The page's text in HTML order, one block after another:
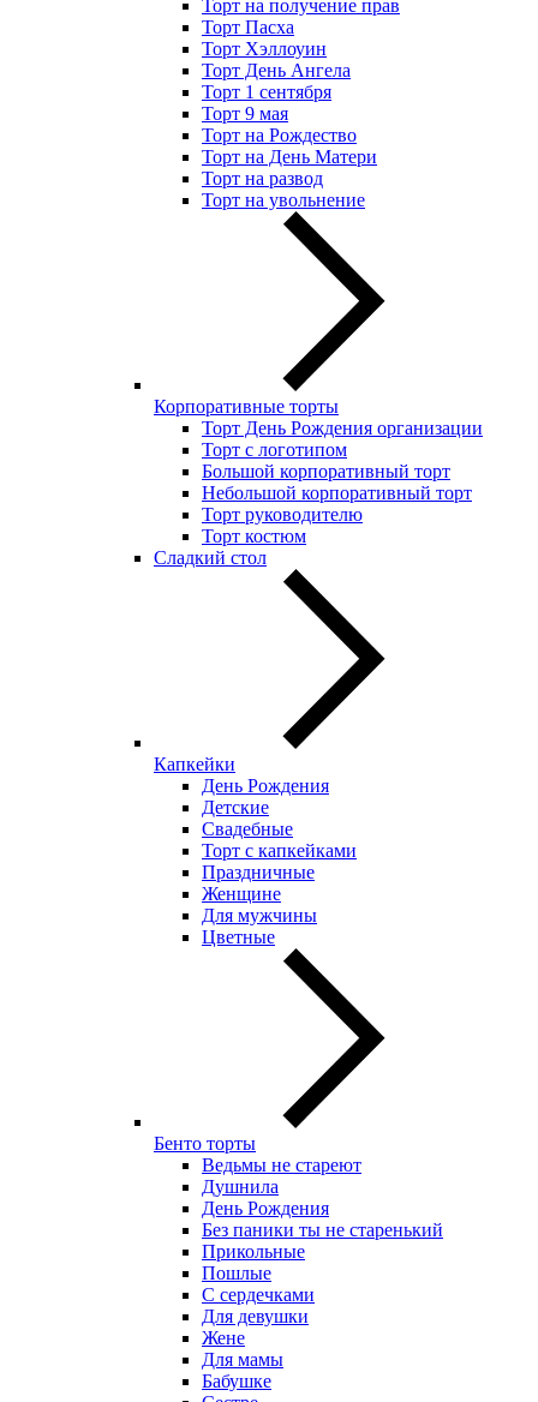
Торт на получение прав
Торт Пасха
Торт Хэллоуин
Торт День Ангела
Торт 1 сентября
Торт 9 мая
Торт на Рождество
Торт на День Матери
Торт на развод
Торт на увольнение
Корпоративные торты
Торт День Рождения организации
Торт с логотипом
Большой корпоративный торт
Небольшой корпоративный торт
Торт руководителю
Торт костюм
Сладкий стол
Капкейки
День Рождения
Детские
Свадебные
Торт с капкейками
Праздничные
Женщине
Для мужчины
Цветные
Бенто торты
Ведьмы не стареют
Душнила
День Рождения
Без паники ты не старенький
Прикольные
Пошлые
С сердечками
Для девушки
Жене
Для мамы
Бабушке